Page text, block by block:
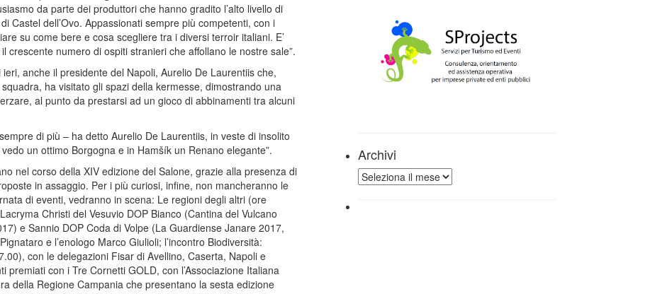
da parte dei produttori che hanno gradito l’alto livello di
Castel dell’Ovo. Appassionati sempre più competenti, con i
su come bere e cosa scegliere tra i diversi terroir italiani. E’
crescente numero di ospiti stranieri che affollano le nostre sale”.
anche il presidente del Napoli, Aurelio De Laurentiis che,
ha visitato gli spazi della kermesse, dimostrando una
al punto da prestarsi ad un gioco di abbinamenti tra alcuni
di più – ha detto Aurelio De Laurentiis, in veste di insolito
un ottimo Borgogna e in Hamšík un Renano elegante”.
nel corso della XIV edizione del Salone, grazie alla presenza di
in assaggio. Per i più curiosi, infine, non mancheranno le
di eventi, vedranno in scena: Le regioni degli altri (ore
Christi del Vesuvio DOP Bianco (Cantina del Vulcano
e Sannio DOP Coda di Volpe (La Guardiense Janare 2017,
e l’enologo Marco Giulioli; l’incontro Biodiversità:
con le delegazioni Fisar di Avellino, Caserta, Napoli e
con i Tre Cornetti GOLD, con l’Associazione Italiana
della Regione Campania che presentano la sesta edizione
Archivi
Archivi